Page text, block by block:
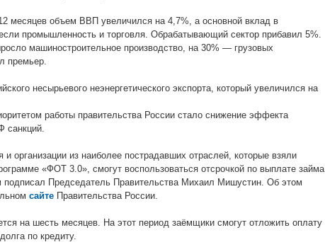
месяцев объем ВВП увеличился на 4,7%, а основной вклад в
промышленность и торговля. Обрабатывающий сектор прибавил 5%.
машиностроительное производство, на 30% — грузовых
премьер.
несырьевого неэнергетического экспорта, который увеличился на
работы правительства России стало снижение эффекта
санкций.
организации из наиболее пострадавших отраслей, которые взяли
«ФОТ 3.0», смогут воспользоваться отсрочкой по выплате займа.
подписал Председатель Правительства Михаил Мишустин. Об этом
сайте Правительства России.
на шесть месяцев. На этот период заёмщики смогут отложить оплату
по кредиту.